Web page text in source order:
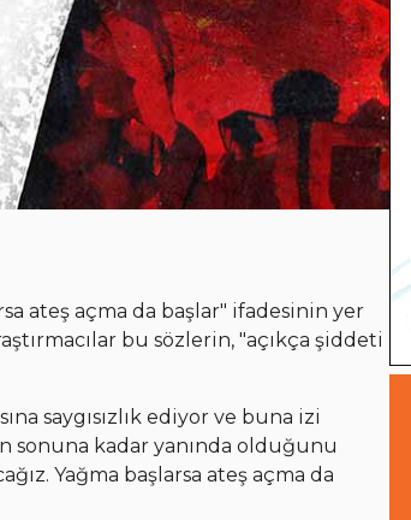
ateş açma da başlar" ifadesinin yer
bu sözlerin, "açıkça şiddeti
saygısızlık ediyor ve buna izi
sonuna kadar yanında olduğunu
Yağma başlarsa ateş açma da